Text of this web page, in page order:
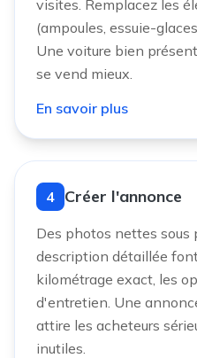
visites. Remplacez les
(ampoules, essuie-
Une voiture bien
se vend mieux.
En savoir plus
4 Créer l'annonce
Des photos nettes sous
description détaillée
kilométrage exact, les
d'entretien. Une
attire les acheteurs
inutiles.